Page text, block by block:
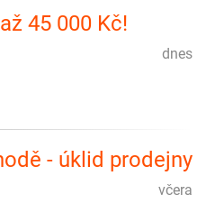
45 000 Kč!
dnes
- úklid prodejny
včera